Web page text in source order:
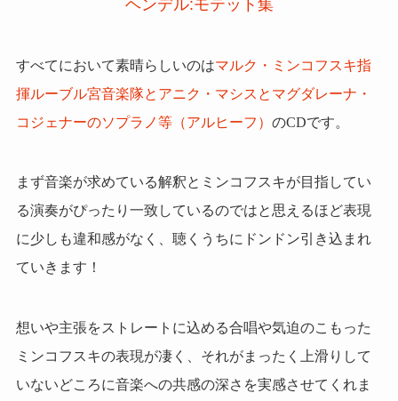
ヘンデル:モテット集
すべてにおいて素晴らしいのはマルク・ミンコフスキ指
揮ルーブル宮音楽隊とアニク・マシスとマグダレーナ・
コジェナーのソプラノ等（アルヒーフ） のCDです。
まず音楽が求めている解釈とミンコフスキが目指してい
る演奏がぴったり一致しているのではと思えるほど表現
に少しも違和感がなく、聴くうちにドンドン引き込まれ
ていきます！
想いや主張をストレートに込める合唱や気迫のこもった
ミンコフスキの表現が凄く、それがまったく上滑りして
いないどころに音楽への共感の深さを実感させてくれま